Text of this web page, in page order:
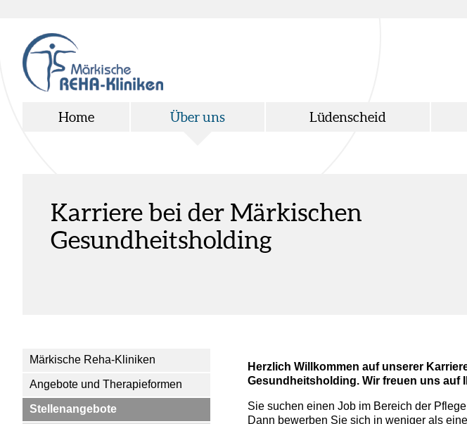
Home Über uns Lüdenscheid
Karriere bei der Märkischen
Gesundheitsholding
Märkische Reha-Kliniken
Angebote und Therapieformen
Stellenangebote
Herzlich Willkommen auf unserer
Gesundheitsholding. Wir freuen uns auf
Sie suchen einen Job im Bereich der
Dann bewerben Sie sich in weniger als